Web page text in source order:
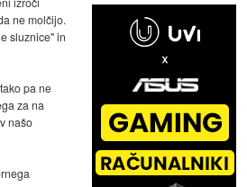
ne molčijo.
sluznice" in
pa ne
za na
našo